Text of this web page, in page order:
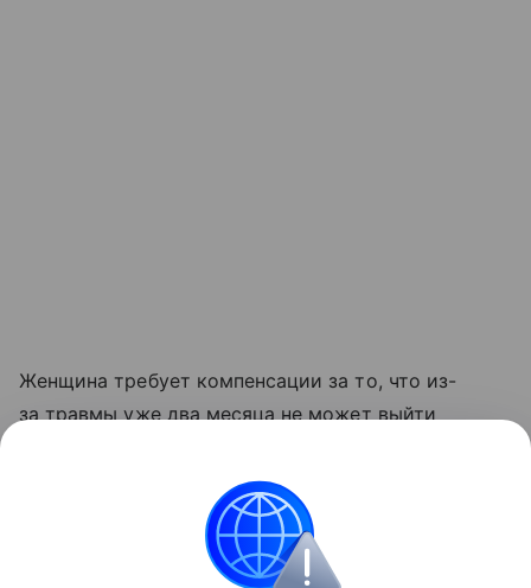
Женщина требует компенсации за то, что из-
за травмы уже два месяца не может выйти
Ранее сообщалось, что бейсбольный клуб
«Вашингтона» раздаст болельщикам 20 тыс.